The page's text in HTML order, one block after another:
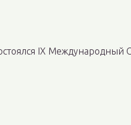
IX Международный